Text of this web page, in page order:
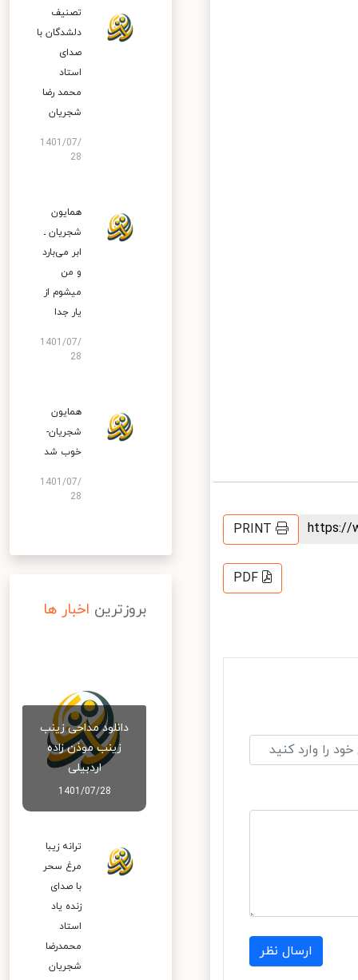
PRINT
PDF
ارسال نظر
تصنیف
دلشدگان با
صدای
استاد
محمد رضا
شجریان
1401/07/
28
همایون
شجریان ـ
ابر می‌بارد
و من
میشوم از
یار جدا
1401/07/
28
همایون
شجریان-
خوب شد
1401/07/
28
بروزترین اخبار ها
دانلود مداحی زینب
زینب موذن زاده
اردبیلی
1401/07/28
ترانه زیبا
مرغ سحر
با صدای
زنده یاد
استاد
محمدرضا
شجریان